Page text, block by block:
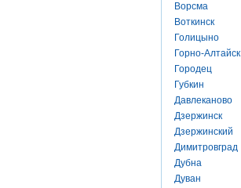
Ворсма
Воткинск
Голицыно
Горно-Алтайск
Городец
Губкин
Давлеканово
Дзержинск
Дзержинский
Димитровград
Дубна
Дуван